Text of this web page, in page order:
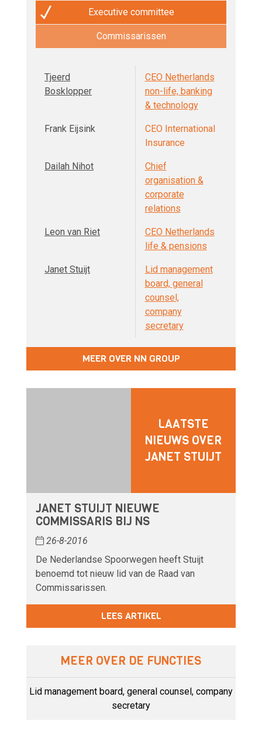
Executive committee
Commissarissen
Tjeerd
Bosklopper
CEO Netherlands
non-life, banking
& technology
Frank Eijsink
CEO International
Insurance
Dailah Nihot
Chief
organisation &
corporate
relations
Leon van Riet
CEO Netherlands
life & pensions
Janet Stuijt
Lid management
board, general
counsel,
company
secretary
MEER OVER NN GROUP
LAATSTE
NIEUWS OVER
JANET STUIJT
JANET STUIJT NIEUWE
COMMISSARIS BIJ NS
26-8-2016
De Nederlandse Spoorwegen heeft Stuijt
benoemd tot nieuw lid van de Raad van
Commissarissen.
LEES ARTIKEL
MEER OVER DE FUNCTIES
Lid management board, general counsel, company
secretary